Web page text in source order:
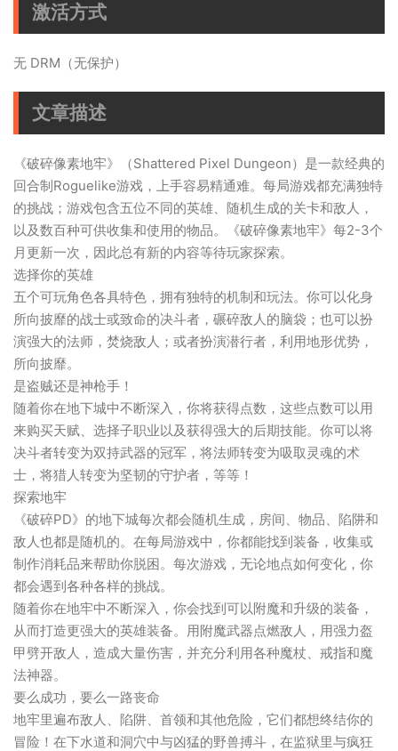
激活方式
无 DRM（无保护）
文章描述
《破碎像素地牢》（Shattered Pixel Dungeon）是一款经典的
回合制Roguelike游戏，上手容易精通难。每局游戏都充满独特
的挑战；游戏包含五位不同的英雄、随机生成的关卡和敌人，
以及数百种可供收集和使用的物品。《破碎像素地牢》每2-3个
月更新一次，因此总有新的内容等待玩家探索。
选择你的英雄
五个可玩角色各具特色，拥有独特的机制和玩法。你可以化身
所向披靡的战士或致命的决斗者，碾碎敌人的脑袋；也可以扮
演强大的法师，焚烧敌人；或者扮演潜行者，利用地形优势，
所向披靡。
是盗贼还是神枪手！
随着你在地下城中不断深入，你将获得点数，这些点数可以用
来购买天赋、选择子职业以及获得强大的后期技能。你可以将
决斗者转变为双持武器的冠军，将法师转变为吸取灵魂的术
士，将猎人转变为坚韧的守护者，等等！
探索地牢
《破碎PD》的地下城每次都会随机生成，房间、物品、陷阱和
敌人也都是随机的。在每局游戏中，你都能找到装备，收集或
制作消耗品来帮助你脱困。每次游戏，无论地点如何变化，你
都会遇到各种各样的挑战。
随着你在地牢中不断深入，你会找到可以附魔和升级的装备，
从而打造更强大的英雄装备。用附魔武器点燃敌人，用强力盔
甲劈开敌人，造成大量伤害，并充分利用各种魔杖、戒指和魔
法神器。
要么成功，要么一路丧命
地牢里遍布敌人、陷阱、首领和其他危险，它们都想终结你的
冒险！在下水道和洞穴中与凶猛的野兽搏斗，在监狱里与疯狂